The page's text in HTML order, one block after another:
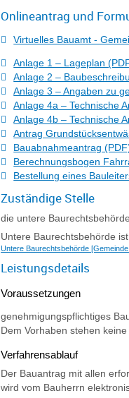
Onlineantrag und
Virtuelles Bauamt -
Anlage 1 – Lageplan
Anlage 2 –
Anlage 3 – Angaben zu
Anlage 4a – Technische
Anlage 4b – Technische
Antrag
Bauabnahmeantrag
Berechnungsbogen
Bestellung eines
Zuständige Stelle
die untere Baurechtsbehörde
Untere Baurechtsbehörde
Untere Baurechtsbehörde
Leistungsdetails
Voraussetzungen
genehmigungspflichtiges
Dem Vorhaben stehen
Verfahrensablauf
Der Bauantrag mit allen
wird vom Bauherrn